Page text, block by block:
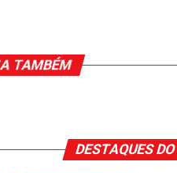
TAMBÉM
DESTAQUES